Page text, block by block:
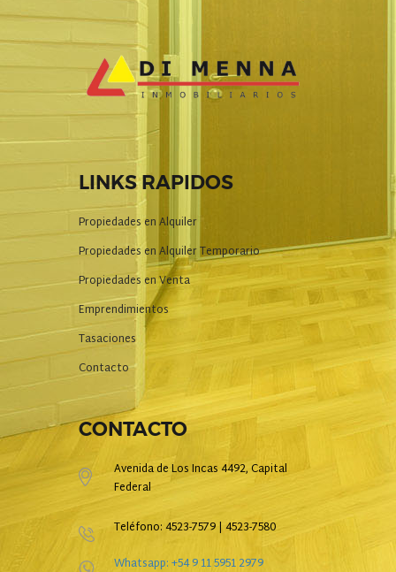
LINKS RAPIDOS
Propiedades en Alquiler
Propiedades en Alquiler Temporario
Propiedades en Venta
Emprendimientos
Tasaciones
Contacto
CONTACTO
Avenida de Los Incas 4492, Capital
Federal
Teléfono: 4523-7579 | 4523-7580
Whatsapp: +54 9 11 5951 2979